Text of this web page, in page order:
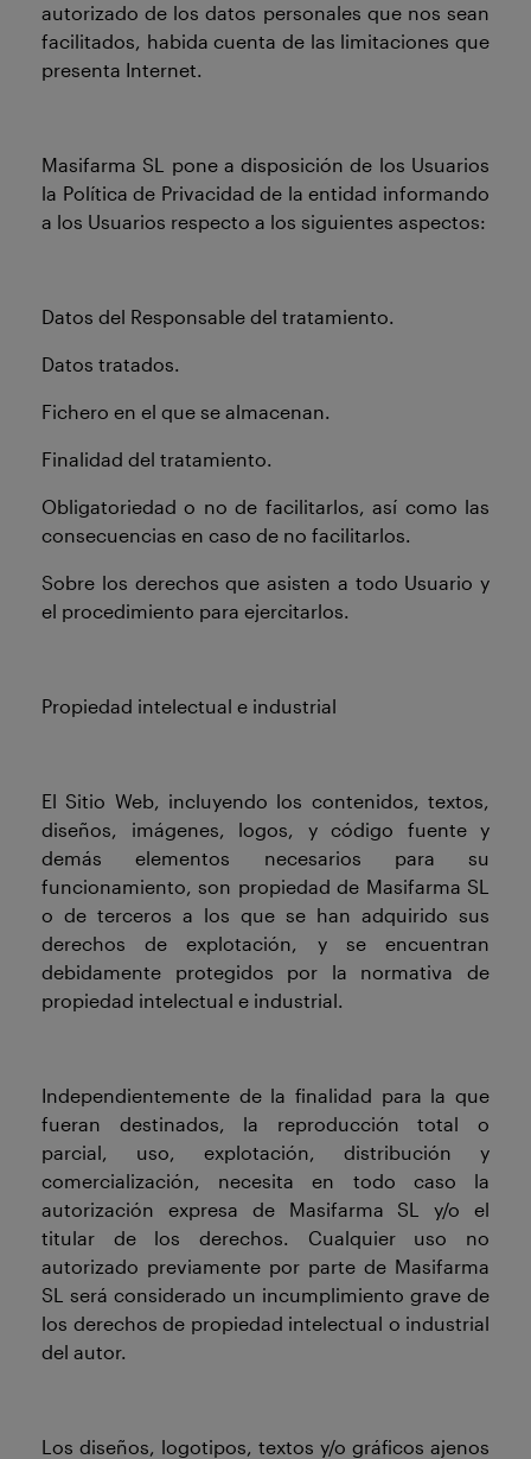
autorizado de los datos personales que nos sean
facilitados, habida cuenta de las limitaciones que
presenta Internet.
Masifarma SL pone a disposición de los Usuarios
la Política de Privacidad de la entidad informando
a los Usuarios respecto a los siguientes aspectos:
Datos del Responsable del tratamiento.
Datos tratados.
Fichero en el que se almacenan.
Finalidad del tratamiento.
Obligatoriedad o no de facilitarlos, así como las
consecuencias en caso de no facilitarlos.
Sobre los derechos que asisten a todo Usuario y
el procedimiento para ejercitarlos.
Propiedad intelectual e industrial
El Sitio Web, incluyendo los contenidos, textos,
diseños, imágenes, logos, y código fuente y
demás elementos necesarios para su
funcionamiento, son propiedad de Masifarma SL
o de terceros a los que se han adquirido sus
derechos de explotación, y se encuentran
debidamente protegidos por la normativa de
propiedad intelectual e industrial.
Independientemente de la finalidad para la que
fueran destinados, la reproducción total o
parcial, uso, explotación, distribución y
comercialización, necesita en todo caso la
autorización expresa de Masifarma SL y/o el
titular de los derechos. Cualquier uso no
autorizado previamente por parte de Masifarma
SL será considerado un incumplimiento grave de
los derechos de propiedad intelectual o industrial
del autor.
Los diseños, logotipos, textos y/o gráficos ajenos